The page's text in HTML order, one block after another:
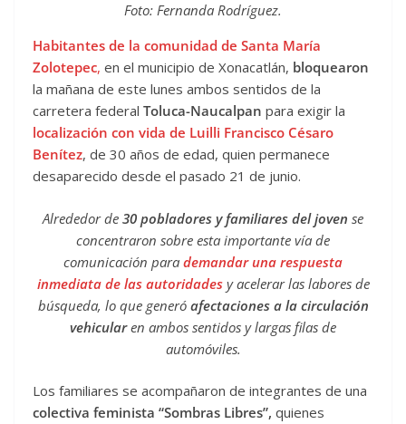
Foto: Fernanda Rodríguez.
Habitantes de la comunidad de Santa María
Zolotepec, en el municipio de Xonacatlán, bloquearon
la mañana de este lunes ambos sentidos de la
carretera federal Toluca-Naucalpan para exigir la
localización con vida de Luilli Francisco Césaro
Benítez, de 30 años de edad, quien permanece
desaparecido desde el pasado 21 de junio.
Alrededor de 30 pobladores y familiares del joven se
concentraron sobre esta importante vía de
comunicación para demandar una respuesta
inmediata de las autoridades y acelerar las labores de
búsqueda, lo que generó afectaciones a la circulación
vehicularen ambos sentidos y largas filas de
automóviles.
Los familiares se acompañaron de integrantes de una
colectiva feminista “Sombras Libres”, quienes